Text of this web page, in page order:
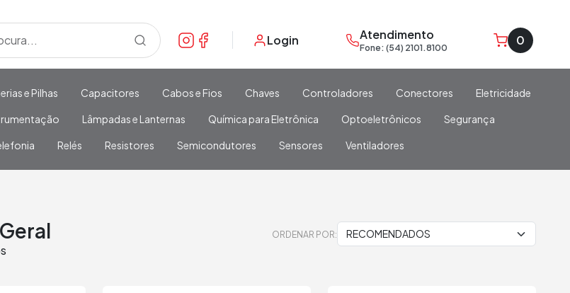
Login Atendimento
Fone: (54) 2101.8100 0
e Pilhas Capacitores Cabos e Fios Chaves Controladores Conectores Eletricidade
Lâmpadas e Lanternas Química para Eletrônica Optoeletrônicos Segurança
Relés Resistores Semicondutores Sensores Ventiladores
ORDENAR POR: